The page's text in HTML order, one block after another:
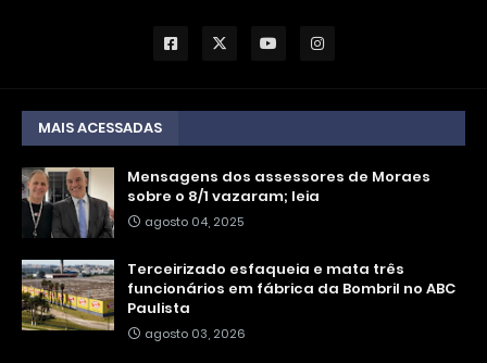
MAIS ACESSADAS
Mensagens dos assessores de Moraes
sobre o 8/1 vazaram; leia
agosto 04, 2025
Terceirizado esfaqueia e mata três
funcionários em fábrica da Bombril no ABC
Paulista
agosto 03, 2026